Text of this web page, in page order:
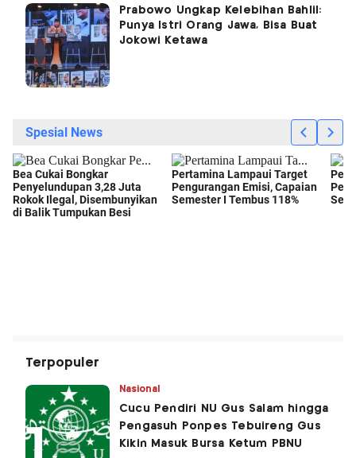
Prabowo Ungkap Kelebihan Bahlil:
Punya Istri Orang Jawa, Bisa Buat
Jokowi Ketawa
Terpopuler
Nasional
Cucu Pendiri NU Gus Salam hingga
Pengasuh Ponpes Tebuireng Gus
Kikin Masuk Bursa Ketum PBNU